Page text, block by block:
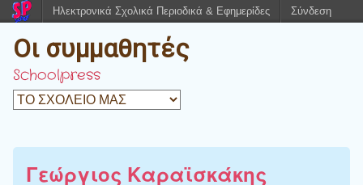
Οι συμμαθητές
Schoolpress
Γεώργιος Καραϊσκάκης
Ηλεκτρονικά Σχολικά Περιοδικά & Εφημερίδες Σύνδεση